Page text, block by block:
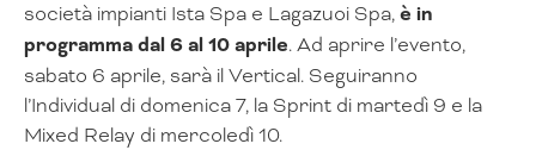
società impianti Ista Spa e Lagazuoi Spa,è in
programma dal 6 al 10 aprile. Ad aprire l’evento,
sabato 6 aprile, sarà il Vertical. Seguiranno
l’Individual di domenica 7, la Sprint di martedì 9 e la
Mixed Relay di mercoledì 10.